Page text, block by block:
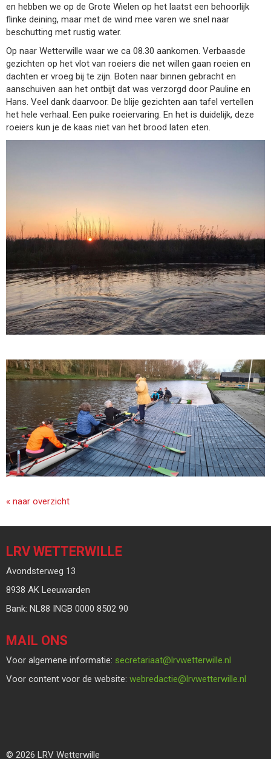
en hebben we op de Grote Wielen op het laatst een behoorlijk
flinke deining, maar met de wind mee varen we snel naar
beschutting met rustig water.
Op naar Wetterwille waar we ca 08.30 aankomen. Verbaasde
gezichten op het vlot van roeiers die net willen gaan roeien en
dachten er vroeg bij te zijn. Boten naar binnen gebracht en
aanschuiven aan het ontbijt dat was verzorgd door Pauline en
Hans. Veel dank daarvoor. De blije gezichten aan tafel vertellen
het hele verhaal. Een puike roeiervaring. En het is duidelijk, deze
roeiers kun je de kaas niet van het brood laten eten.
« naar overzicht
LRV WETTERWILLE
Avondsterweg 13
8938 AK Leeuwarden
Bank: NL88 INGB 0000 8502 90
MAIL ONS
Voor algemene informatie: taairaterces@lrvwetterwille.nl
Voor content voor de website: eitcaderbew@lrvwetterwille.nl
© 2026 LRV Wetterwille